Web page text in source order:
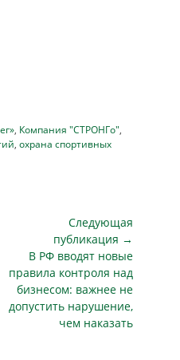
, Компания "СТРОНГо",
, охрана спортивных
Следующая
публикация →
Следующая
публикация
В РФ вводят новые
правила контроля над
бизнесом: важнее не
допустить нарушение,
чем наказать